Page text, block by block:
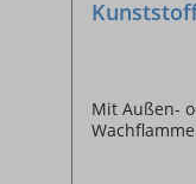
Mit Außen-
Wachflamme